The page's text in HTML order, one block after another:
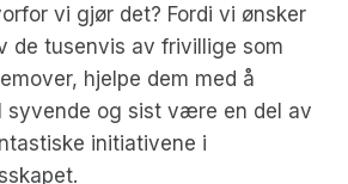
vi gjør det? Fordi vi ønsker
de tusenvis av frivillige som
hjelpe dem med å
syvende og sist være en del av
initiativene i